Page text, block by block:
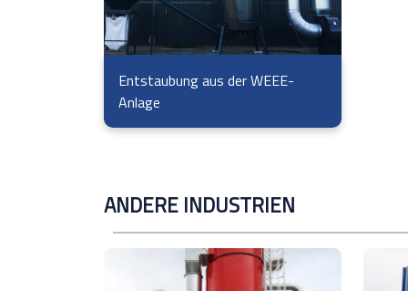
Entstaubung aus der WEEE-
Anlage
ANDERE INDUSTRIEN